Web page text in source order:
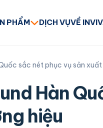
PHẨM DỊCH VỤVỀ
sắc nét phục vụ sản
Hàn
hiệu